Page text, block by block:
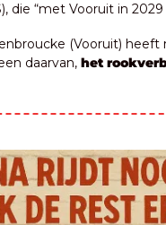
die “met Vooruit in
(Vooruit)
daarvan, het